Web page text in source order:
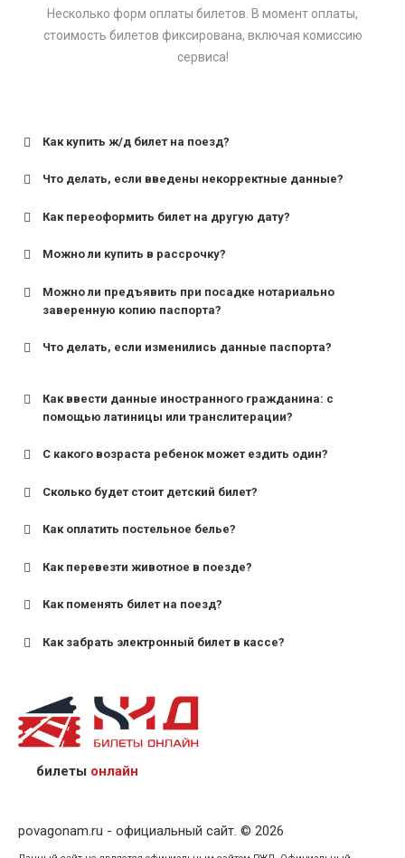
Несколько форм оплаты билетов. В момент оплаты,
стоимость билетов фиксирована, включая комиссию
сервиса!
Как купить ж/д билет на поезд?
Что делать, если введены некорректные данные?
Как переоформить билет на другую дату?
Можно ли купить в рассрочку?
Можно ли предъявить при посадке нотариально
заверенную копию паспорта?
Что делать, если изменились данные паспорта?
Как ввести данные иностранного гражданина: с
помощью латиницы или транслитерации?
С какого возраста ребенок может ездить один?
для поездов дальнего следования — от 10 лет и
для пригородных поездов — от 7 лет.
Сколько будет стоит детский билет?
Как оплатить постельное белье?
Как перевезти животное в поезде?
Как поменять билет на поезд?
Как забрать электронный билет в кассе?
назвав кассиру 14-значный номер заказа;
предъявив удостоверение личности пассажира, на
кого оформлен билет.
билеты онлайн
povagonam.ru - официальный сайт. © 2026